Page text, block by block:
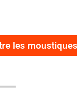
les moustiques